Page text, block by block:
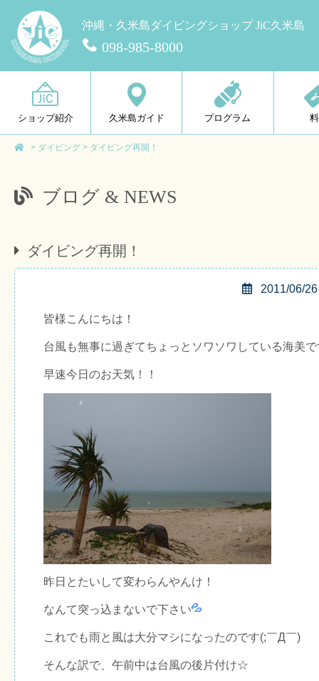
沖縄・久米島ダイビングショップ JiC久米島
098-985-8000
ショップ紹介 久米島ガイド プログラム
> ダイビング > ダイビング再開！
ブログ & NEWS
ダイビング再開！
2011/06/26
皆様こんにちは！
台風も無事に過ぎてちょっとソワソワしている海美
早速今日のお天気！！
昨日とたいして変わらんやんけ！
なんて突っ込まないで下さい
これでも雨と風は大分マシになったのです(;￣Д￣)
そんな訳で、午前中は台風の後片付け☆